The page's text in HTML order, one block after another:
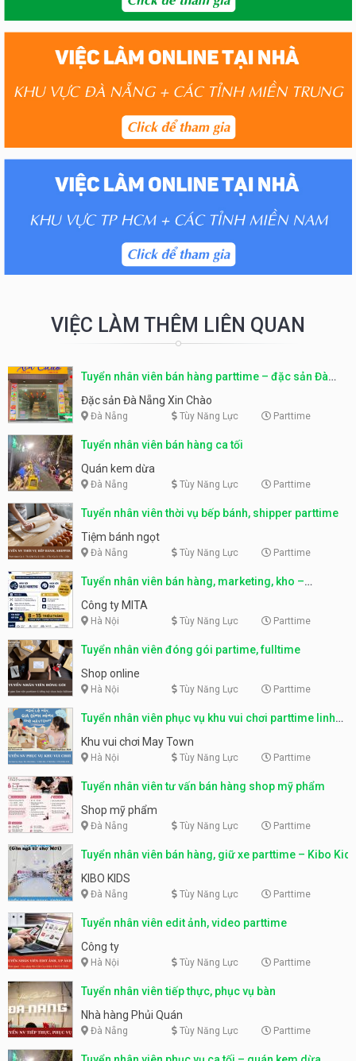
VIỆC LÀM THÊM LIÊN QUAN
Tuyển nhân viên bán hàng parttime – đặc sản Đà
Nẵng
Đặc sản Đà Nẵng Xin Chào
Đà Nẵng Tùy Năng Lực Parttime
Tuyển nhân viên bán hàng ca tối
Quán kem dừa
Đà Nẵng Tùy Năng Lực Parttime
Tuyển nhân viên thời vụ bếp bánh, shipper parttime
Tiệm bánh ngọt
Đà Nẵng Tùy Năng Lực Parttime
Tuyển nhân viên bán hàng, marketing, kho –
parttime, fulltime
Công ty MITA
Hà Nội Tùy Năng Lực Parttime
Tuyển nhân viên đóng gói partime, fulltime
Shop online
Hà Nội Tùy Năng Lực Parttime
Tuyển nhân viên phục vụ khu vui chơi parttime linh
động
Khu vui chơi May Town
Hà Nội Tùy Năng Lực Parttime
Tuyển nhân viên tư vấn bán hàng shop mỹ phẩm
Shop mỹ phẩm
Đà Nẵng Tùy Năng Lực Parttime
Tuyển nhân viên bán hàng, giữ xe parttime – Kibo Kid
KIBO KIDS
Đà Nẵng Tùy Năng Lực Parttime
Tuyển nhân viên edit ảnh, video parttime
Công ty
Hà Nội Tùy Năng Lực Parttime
Tuyển nhân viên tiếp thực, phục vụ bàn
Nhà hàng Phủi Quán
Đà Nẵng Tùy Năng Lực Parttime